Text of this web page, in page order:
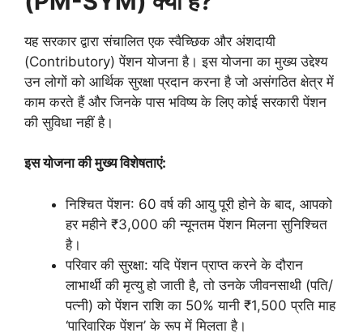
यह सरकार द्वारा संचालित एक स्वैच्छिक और अंशदायी
(Contributory) पेंशन योजना है। इस योजना का मुख्य उद्देश्य
उन लोगों को आर्थिक सुरक्षा प्रदान करना है जो असंगठित क्षेत्र में
काम करते हैं और जिनके पास भविष्य के लिए कोई सरकारी पेंशन
की सुविधा नहीं है।
इस योजना की मुख्य विशेषताएं:
निश्चित पेंशन: 60 वर्ष की आयु पूरी होने के बाद, आपको
हर महीने ₹3,000 की न्यूनतम पेंशन मिलना सुनिश्चित
है।
परिवार की सुरक्षा: यदि पेंशन प्राप्त करने के दौरान
लाभार्थी की मृत्यु हो जाती है, तो उनके जीवनसाथी (पति/
पत्नी) को पेंशन राशि का 50% यानी ₹1,500 प्रति माह
‘पारिवारिक पेंशन’ के रूप में मिलता है।